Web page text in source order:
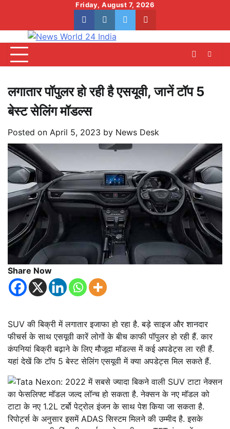
content
Friday, August 7, 2026
facebookinstagram
twitteryoutube
लगातार पॉपुलर हो रही है एसयूवी, जानें टॉप 5
बेस्ट सेलिंग मॉडल्स
Posted on April 5, 2023 by News Desk
Share Now
SUV की बिक्री में लगातार इजाफा हो रहा है. बड़े साइज और शानदार
फीचर्स के साथ एसयूवी कारें लोगों के बीच काफी पॉपुलर हो रही हैं. कार
कंपनियां बिक्री बढ़ाने के लिए मौजूदा मॉडल्स में कई अपडेट्स ला रही हैं.
यहां देखें कि टॉप 5 बेस्ट सेलिंग एसयूवी में क्या अपडेट्स मिल सकते हैं.